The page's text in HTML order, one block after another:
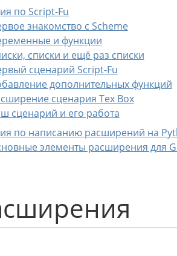
по Script-Fu
знакомство с Scheme
и функции
списки и ещё раз списки
сценарий Script-Fu
дополнительных функций
сценария Tex Box
сценарий и его работа
по написанию расширений на
элементы расширения для